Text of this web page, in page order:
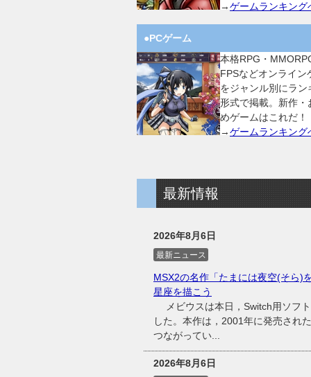
→ゲームランキング
●PCゲーム
本格RPG・
FPSなどオンライン
をジャンル別にラン
形式で掲載。新作・
めゲームはこれだ！
→ゲームランキング
最新情報
2026年8月6日
最新ニュース
MSX2の名作「たまには夜空(そら)
星座を描こう
メビウスは本日，Switch用ソフ
した。本作は，2001年に発売され
つながってい...
2026年8月6日